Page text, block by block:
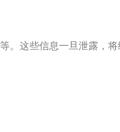
。这些信息一旦泄露，